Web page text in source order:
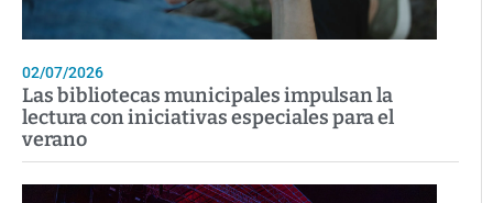
02/07/2026
Las bibliotecas municipales impulsan la
lectura con iniciativas especiales para el
verano